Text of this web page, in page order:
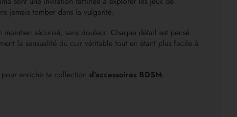
jamais tomber dans la vulgarité.
sécurisé, sans douleur. Chaque détail est pensé
la sensualité du cuir véritable tout en étant plus facile à
enrichir ta collection d’accessoires BDSM.